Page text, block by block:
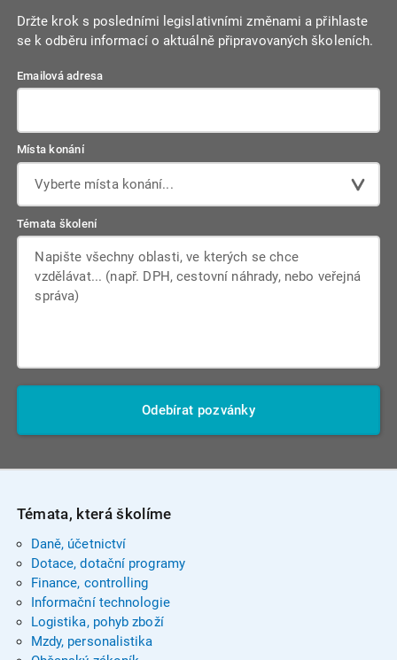
Držte krok s posledními legislativními změnami a přihlaste
se k odběru informací o aktuálně připravovaných školeních.
Emailová adresa
Místa konání
Vyberte místa konání...
Témata školení
Odebírat pozvánky
Témata, která školíme
Daně, účetnictví
Dotace, dotační programy
Finance, controlling
Informační technologie
Logistika, pohyb zboží
Mzdy, personalistika